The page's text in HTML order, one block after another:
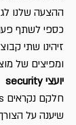
ההצעה שלנו
כספי לשתף
ומפיצים של
יועצי security
שיענה על